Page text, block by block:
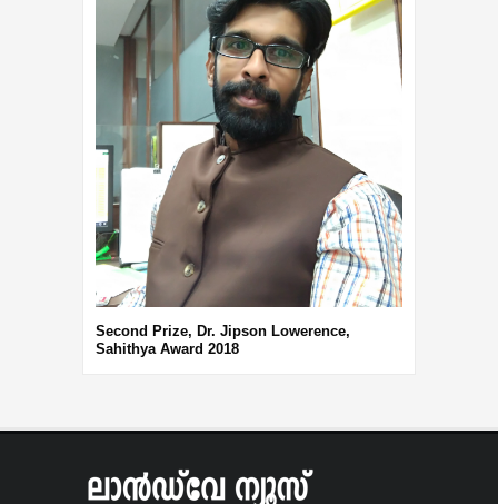
Second Prize, Dr. Jipson Lowerence,
Sahithya Award 2018